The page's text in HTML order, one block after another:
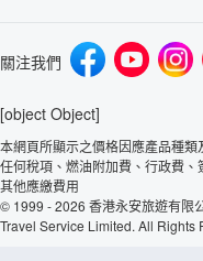
關注我們
[object Object]
本網頁所顯示之價格因應產品種
任何稅項、燃油附加費、行政費
其他應繳費用
© 1999 - 2026 香港永安旅遊有限
Travel Service Limited. All Rights